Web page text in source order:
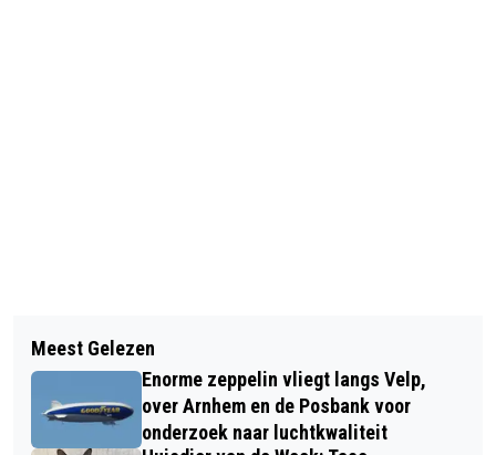
MAXIM FEBRUARI TE GAST IN DE
BIBLIOTHEEK DIEREN
INLOOPOCHTEND IN “DE SERRE VAN
ROZENDAAL” OVER INKOMENSBELEID
EN SCHULDEN
Meest Gelezen
Enorme zeppelin vliegt langs Velp,
over Arnhem en de Posbank voor
onderzoek naar luchtkwaliteit